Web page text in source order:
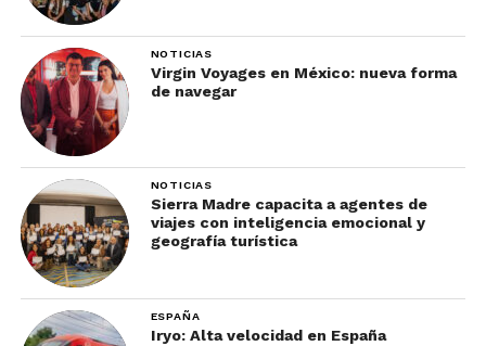
NOTICIAS
Virgin Voyages en México: nueva forma
de navegar
NOTICIAS
Sierra Madre capacita a agentes de
viajes con inteligencia emocional y
geografía turística
ESPAÑA
Iryo: Alta velocidad en España